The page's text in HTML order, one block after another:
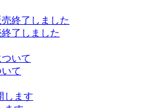
了しました
て